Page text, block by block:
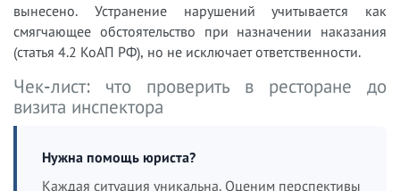
вынесено. Устранение нарушений учитывается как
смягчающее обстоятельство при назначении наказания
(статья 4.2 КоАП РФ), но не исключает ответственности.
Чек-лист: что проверить в ресторане до
визита инспектора
Нужна помощь юриста?
Каждая ситуация уникальна. Оценим перспективы